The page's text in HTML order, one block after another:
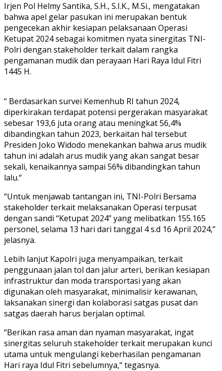
Irjen Pol Helmy Santika, S.H., S.I.K., M.Si., mengatakan
bahwa apel gelar pasukan ini merupakan bentuk
pengecekan akhir kesiapan pelaksanaan Operasi
Ketupat 2024 sebagai komitmen nyata sinergitas TNI-
Polri dengan stakeholder terkait dalam rangka
pengamanan mudik dan perayaan Hari Raya Idul Fitri
1445 H.
“ Berdasarkan survei Kemenhub RI tahun 2024,
diperkirakan terdapat potensi pergerakan masyarakat
sebesar 193,6 juta orang atau meningkat 56,4%
dibandingkan tahun 2023, berkaitan hal tersebut
Presiden Joko Widodo menekankan bahwa arus mudik
tahun ini adalah arus mudik yang akan sangat besar
sekali, kenaikannya sampai 56% dibandingkan tahun
lalu.“
“Untuk menjawab tantangan ini, TNI-Polri Bersama
stakeholder terkait melaksanakan Operasi terpusat
dengan sandi “Ketupat 2024” yang melibatkan 155.165
personel, selama 13 hari dari tanggal 4 s.d 16 April 2024,”
jelasnya.
Lebih lanjut Kapolri juga menyampaikan, terkait
penggunaan jalan tol dan jalur arteri, berikan kesiapan
infrastruktur dan moda transportasi yang akan
digunakan oleh masyarakat, minimalisir kerawanan,
laksanakan sinergi dan kolaborasi satgas pusat dan
satgas daerah harus berjalan optimal.
“Berikan rasa aman dan nyaman masyarakat, ingat
sinergitas seluruh stakeholder terkait merupakan kunci
utama untuk mengulangi keberhasilan pengamanan
Hari raya Idul Fitri sebelumnya,“ tegasnya.